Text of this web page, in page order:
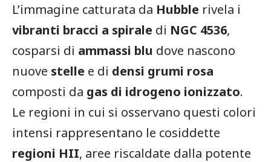
L’immagine catturata da Hubble rivela i
vibranti bracci a spirale di NGC 4536,
cosparsi di ammassi blu dove nascono
nuove stelle e di densi grumi rosa
composti da gas di idrogeno ionizzato.
Le regioni in cui si osservano questi colori
intensi rappresentano le cosiddette
regioni HII, aree riscaldate dalla potente